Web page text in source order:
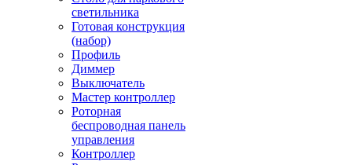
светильника
Готовая конструкция
(набор)
Профиль
Диммер
Выключатель
Мастер контроллер
Роторная
беспроводная панель
управления
Контроллер